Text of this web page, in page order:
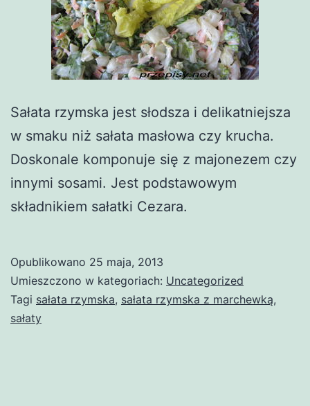
Sałata rzymska jest słodsza i delikatniejsza
w smaku niż sałata masłowa czy krucha.
Doskonale komponuje się z majonezem czy
innymi sosami. Jest podstawowym
składnikiem sałatki Cezara.
Opublikowano 25 maja, 2013
Umieszczono w kategoriach: Uncategorized
Tagi sałata rzymska, sałata rzymska z marchewką,
sałaty